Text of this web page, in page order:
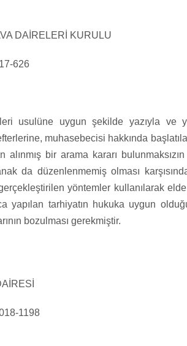
DAİRELERİ KURULU
626
usulüne uygun şekilde yazıyla ve
muhasebecisi hakkında
alınmış bir arama kararı
da düzenlenmemiş olması
gerçekleştirilen yöntemler kullanılarak
yapılan tarhiyatın hukuka uygun
bozulması gerekmiştir.
1198